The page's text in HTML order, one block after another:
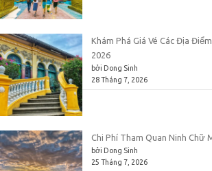
Khám Phá Giá Vé Các Địa
2026
bởi Dong Sinh
28 Tháng 7, 2026
Chi Phí Tham Quan Ninh Chữ
bởi Dong Sinh
25 Tháng 7, 2026